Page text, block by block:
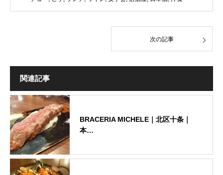
次の記事
関連記事
BRACERIA MICHELE｜北区十条｜
本…